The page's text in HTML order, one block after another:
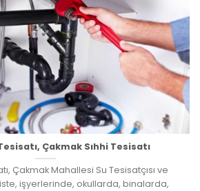
Çakmak Sıhhi Tesisatı
Çakmak Mahallesi Su Tesisatçısı ve
işyerlerinde, okullarda, binalarda,